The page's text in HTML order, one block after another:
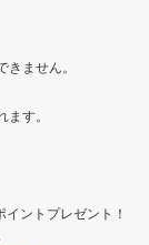
ません。
す。
ントプレゼント！